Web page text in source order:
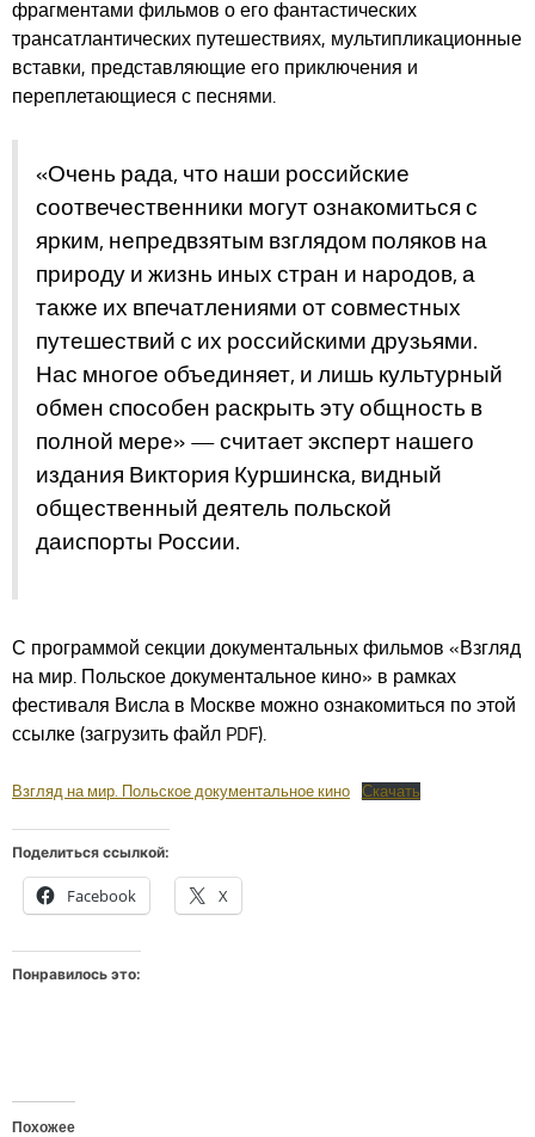
фрагментами фильмов о его фантастических
трансатлантических путешествиях, мультипликационные
вставки, представляющие его приключения и
переплетающиеся с песнями.
«Очень рада, что наши российские
соотвечественники могут ознакомиться с
ярким, непредвзятым взглядом поляков на
природу и жизнь иных стран и народов, а
также их впечатлениями от совместных
путешествий с их российскими друзьями.
Нас многое объединяет, и лишь культурный
обмен способен раскрыть эту общность в
полной мере» — считает эксперт нашего
издания Виктория Куршинска, видный
общественный деятель польской
даиспорты России.
С программой секции документальных фильмов «Взгляд
на мир. Польское документальное кино» в рамках
фестиваля Висла в Москве можно ознакомиться по этой
ссылке (загрузить файл PDF).
Взгляд на мир. Польское документальное кино Скачать
Поделиться ссылкой:
Facebook X
Понравилось это:
Похожее